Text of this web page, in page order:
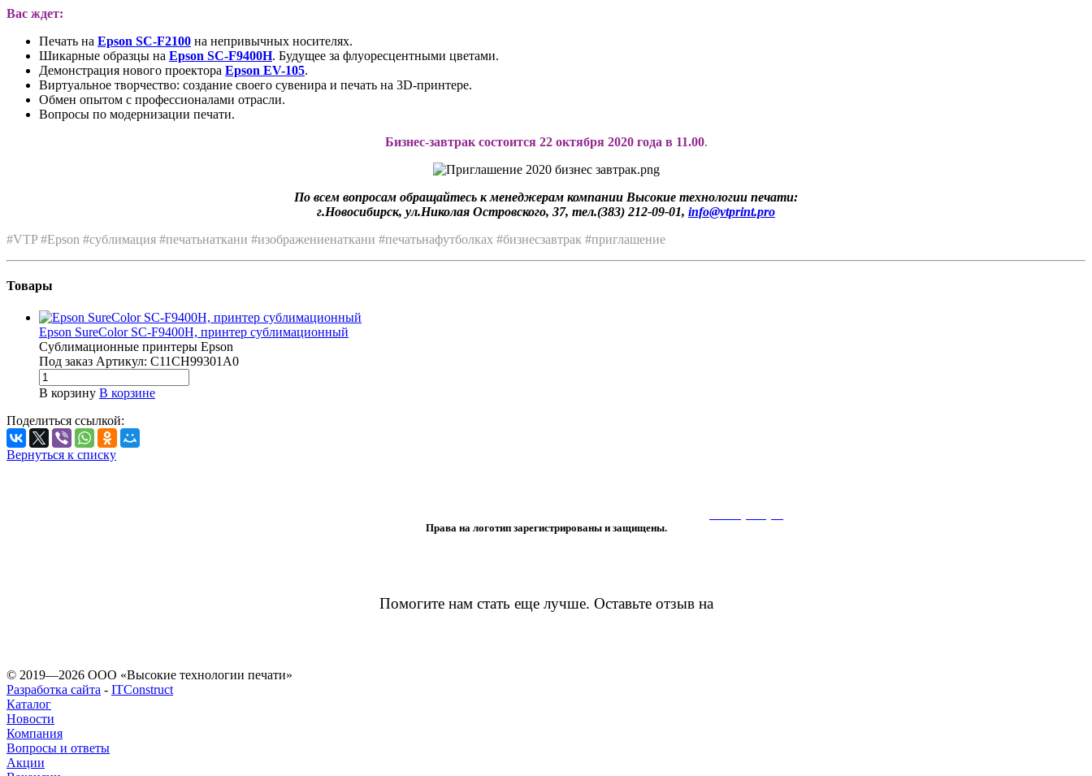
Вас ждет:
Печать на Epson SC-F2100 на непривычных носителях.
Шикарные образцы на Epson SC-F9400H. Будущее за флуоресцентными цветами.
Демонстрация нового проектора Epson EV-105.
Виртуальное творчество: создание своего сувенира и печать на 3D-принтере.
Обмен опытом с профессионалами отрасли.
Вопросы по модернизации печати.
Бизнес-завтрак состоится 22 октября 2020 года в 11.00.
По всем вопросам обращайтесь к менеджерам компании Высокие технологии печати:
г.Новосибирск, ул.Николая Островского, 37, тел.(383) 212-09-01, info@vtprint.pro
#VTP #Epson #сублимация #печатьнаткани #изображениенаткани #печатьнафутболках #бизнесзавтрак #приглашение
Товары
Epson SureColor SC-F9400H, принтер сублимационный
Сублимационные принтеры Epson
Под заказ Артикул: C11CH99301A0
В корзину В корзине
Поделиться ссылкой:
Вернуться к списку
Права на логотип зарегистрированы и защищены.
Помогите нам стать еще лучше. Оставьте отзыв на
© 2019—2026 ООО «Высокие технологии печати»
Разработка сайта - ITConstruct
Каталог
Новости
Компания
Вопросы и ответы
Акции